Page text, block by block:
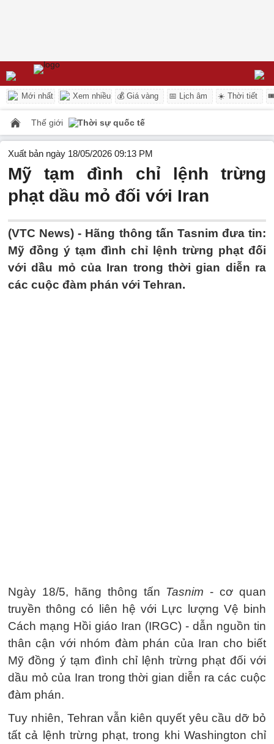
Mới nhất Xem nhiều 💰 Giá vàng 📅 Lịch âm ☀️ Thời tiết
Thế giới Thời sự quốc tế
Xuất bản ngày 18/05/2026 09:13 PM
Mỹ tạm đình chỉ lệnh trừng
phạt dầu mỏ đối với Iran
(VTC News) - Hãng thông tấn Tasnim đưa tin:
Mỹ đồng ý tạm đình chỉ lệnh trừng phạt đối
với dầu mỏ của Iran trong thời gian diễn ra
các cuộc đàm phán với Tehran.
Ngày 18/5, hãng thông tấn Tasnim - cơ quan
truyền thông có liên hệ với Lực lượng Vệ binh
Cách mạng Hồi giáo Iran (IRGC) - dẫn nguồn tin
thân cận với nhóm đàm phán của Iran cho biết
Mỹ đồng ý tạm đình chỉ lệnh trừng phạt đối với
dầu mỏ của Iran trong thời gian diễn ra các cuộc
đàm phán.
Tuy nhiên, Tehran vẫn kiên quyết yêu cầu dỡ bỏ
tất cả lệnh trừng phạt, trong khi Washington chỉ